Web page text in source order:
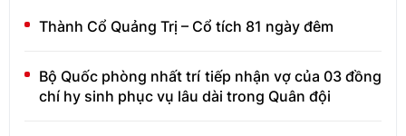
Thành Cổ Quảng Trị – Cổ tích 81 ngày đêm
Bộ Quốc phòng nhất trí tiếp nhận vợ của 03 đồng
chí hy sinh phục vụ lâu dài trong Quân đội